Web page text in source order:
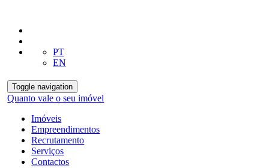
PT
EN
Toggle navigation
Quanto vale o seu imóvel
Imóveis
Empreendimentos
Recrutamento
Serviços
Contactos